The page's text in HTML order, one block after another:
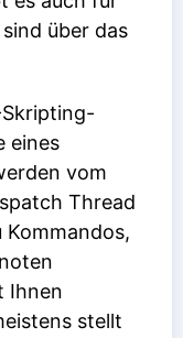
über das
Skripting-
eines
vom
Thread
Ihnen
stellt